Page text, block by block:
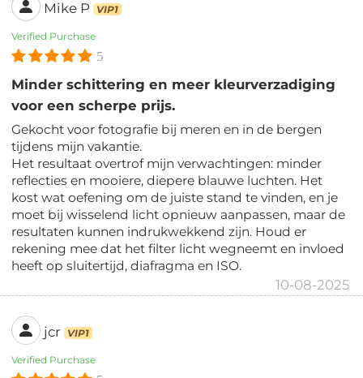
Mike P VIP1
Verified Purchase
5
Minder schittering en meer kleurverzadiging
voor een scherpe prijs.
Gekocht voor fotografie bij meren en in de bergen
tijdens mijn vakantie.
Het resultaat overtrof mijn verwachtingen: minder
reflecties en mooiere, diepere blauwe luchten. Het
kost wat oefening om de juiste stand te vinden, en je
moet bij wisselend licht opnieuw aanpassen, maar de
resultaten kunnen indrukwekkend zijn. Houd er
rekening mee dat het filter licht wegneemt en invloed
heeft op sluitertijd, diafragma en ISO.
10-08-2025
jcr VIP1
Verified Purchase